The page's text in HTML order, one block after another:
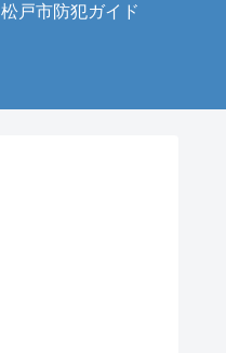
松戸市防犯ガイド